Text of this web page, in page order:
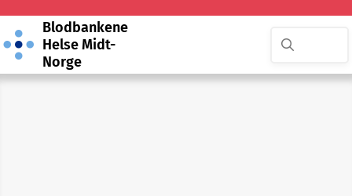
Blodbankene
Helse Midt-
Norge